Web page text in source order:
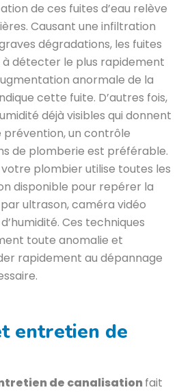
de ces fuites d’eau relève
Causant une infiltration
dégradations, les fuites
à détecter le plus rapidement
anormale de la
cette fuite. D’autres fois,
déjà visibles qui donnent
prévention, un contrôle
de plomberie est préférable.
plombier utilise toutes les
disponible pour repérer la
ultrason, caméra vidéo
Ces techniques
toute anomalie et
rapidement au dépannage
entretien de
de canalisationfait